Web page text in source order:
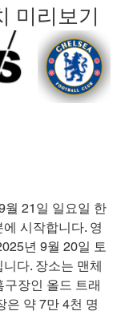
미리보기
월 21일 일요일 한
시작합니다. 영
년 9월 20일 토
다. 장소는 맨체
장인 올드 트래
은 약 7만 4천 명